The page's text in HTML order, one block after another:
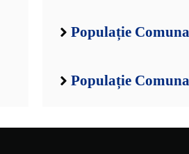
Populație
Populație